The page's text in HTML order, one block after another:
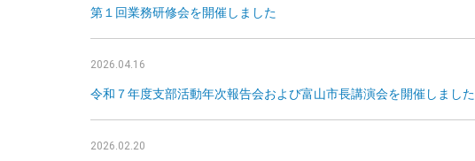
第１回業務研修会を開催しました
2026.04.16
令和７年度支部活動年次報告会および富山市長講演会を開催しました
2026.02.20